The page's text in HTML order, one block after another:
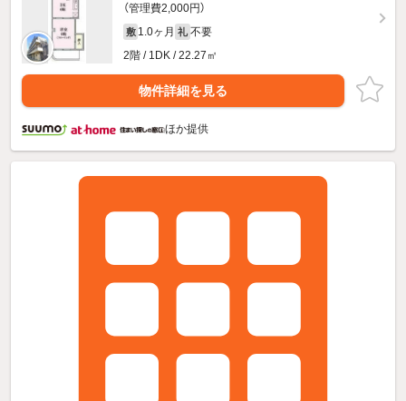
（管理費2,000円）
敷 1.0ヶ月 礼 不要
2階 / 1DK / 22.27㎡
物件詳細を見る
ほか提供